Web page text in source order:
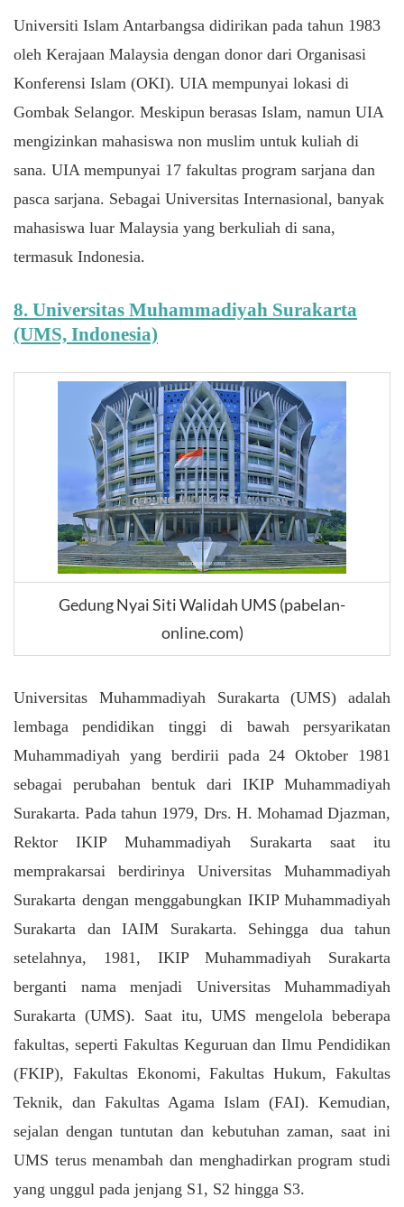
Universiti Islam Antarbangsa didirikan pada tahun 1983
oleh Kerajaan Malaysia dengan donor dari Organisasi
Konferensi Islam (OKI). UIA mempunyai lokasi di
Gombak Selangor. Meskipun berasas Islam, namun UIA
mengizinkan mahasiswa non muslim untuk kuliah di
sana. UIA mempunyai 17 fakultas program sarjana dan
pasca sarjana. Sebagai Universitas Internasional, banyak
mahasiswa luar Malaysia yang berkuliah di sana,
termasuk Indonesia.
8. Universitas Muhammadiyah Surakarta
(UMS, Indonesia)
Gedung Nyai Siti Walidah UMS (pabelan-
online.com)
Universitas Muhammadiyah Surakarta (UMS) adalah
lembaga pendidikan tinggi di bawah persyarikatan
Muhammadiyah yang berdirii pada 24 Oktober 1981
sebagai perubahan bentuk dari IKIP Muhammadiyah
Surakarta.Pada tahun 1979, Drs. H. Mohamad Djazman,
Rektor IKIP Muhammadiyah Surakarta saat itu
memprakarsai berdirinya Universitas Muhammadiyah
Surakarta dengan menggabungkan IKIP Muhammadiyah
Surakarta dan IAIM Surakarta. Sehingga dua tahun
setelahnya, 1981, IKIP Muhammadiyah Surakarta
berganti nama menjadi Universitas Muhammadiyah
Surakarta (UMS). Saat itu, UMS mengelola beberapa
fakultas, seperti Fakultas Keguruan dan Ilmu Pendidikan
(FKIP), Fakultas Ekonomi, Fakultas Hukum, Fakultas
Teknik, dan Fakultas Agama Islam (FAI). Kemudian,
sejalan dengan tuntutan dan kebutuhan zaman, saat ini
UMS terus menambah dan menghadirkan program studi
yang unggul pada jenjang S1, S2 hingga S3.